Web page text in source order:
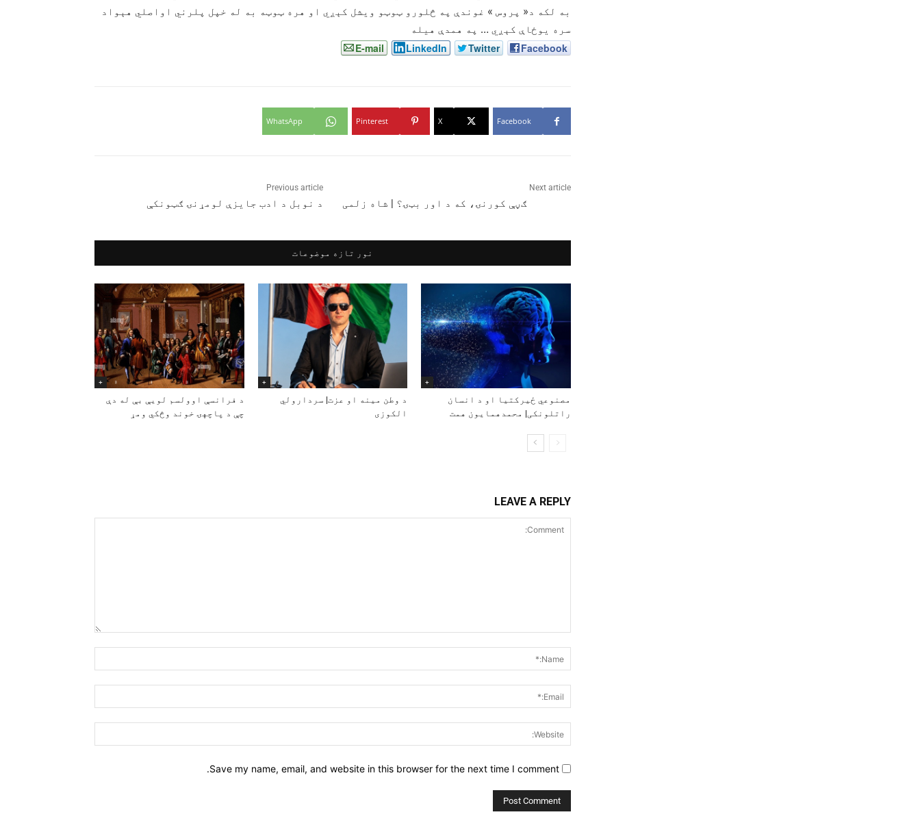
به لکه د« پروس » غوندې په څلورو ټوټو ویشل کېږي او هره ټوټه به له خپل پلرني اواصلي هېواد
سره یوځاې کېږي … په همدې هیله
Facebook
Twitter
LinkedIn
E-mail
Facebook
X
Pinterest
WhatsApp
Previous article
د نوبل د ادب جایزې لومړنۍ ګټونکې
Next article
ګڼې کورنۍ، که د اور بټۍ؟ | شاه زلمی‎
نور تازه موضوعات
+
مصنوعي ځیرکتیا او د انسان
راتلونکی| محمدهمایون همت
+
د وطن مینه او عزت| سردارولي
الکوزی
+
د فرانسې اوولسم لویې بې له دې
چې د پاچهۍ خوند وڅکي ومړ
LEAVE A REPLY
Save my name, email, and website in this browser for the next time I comment.